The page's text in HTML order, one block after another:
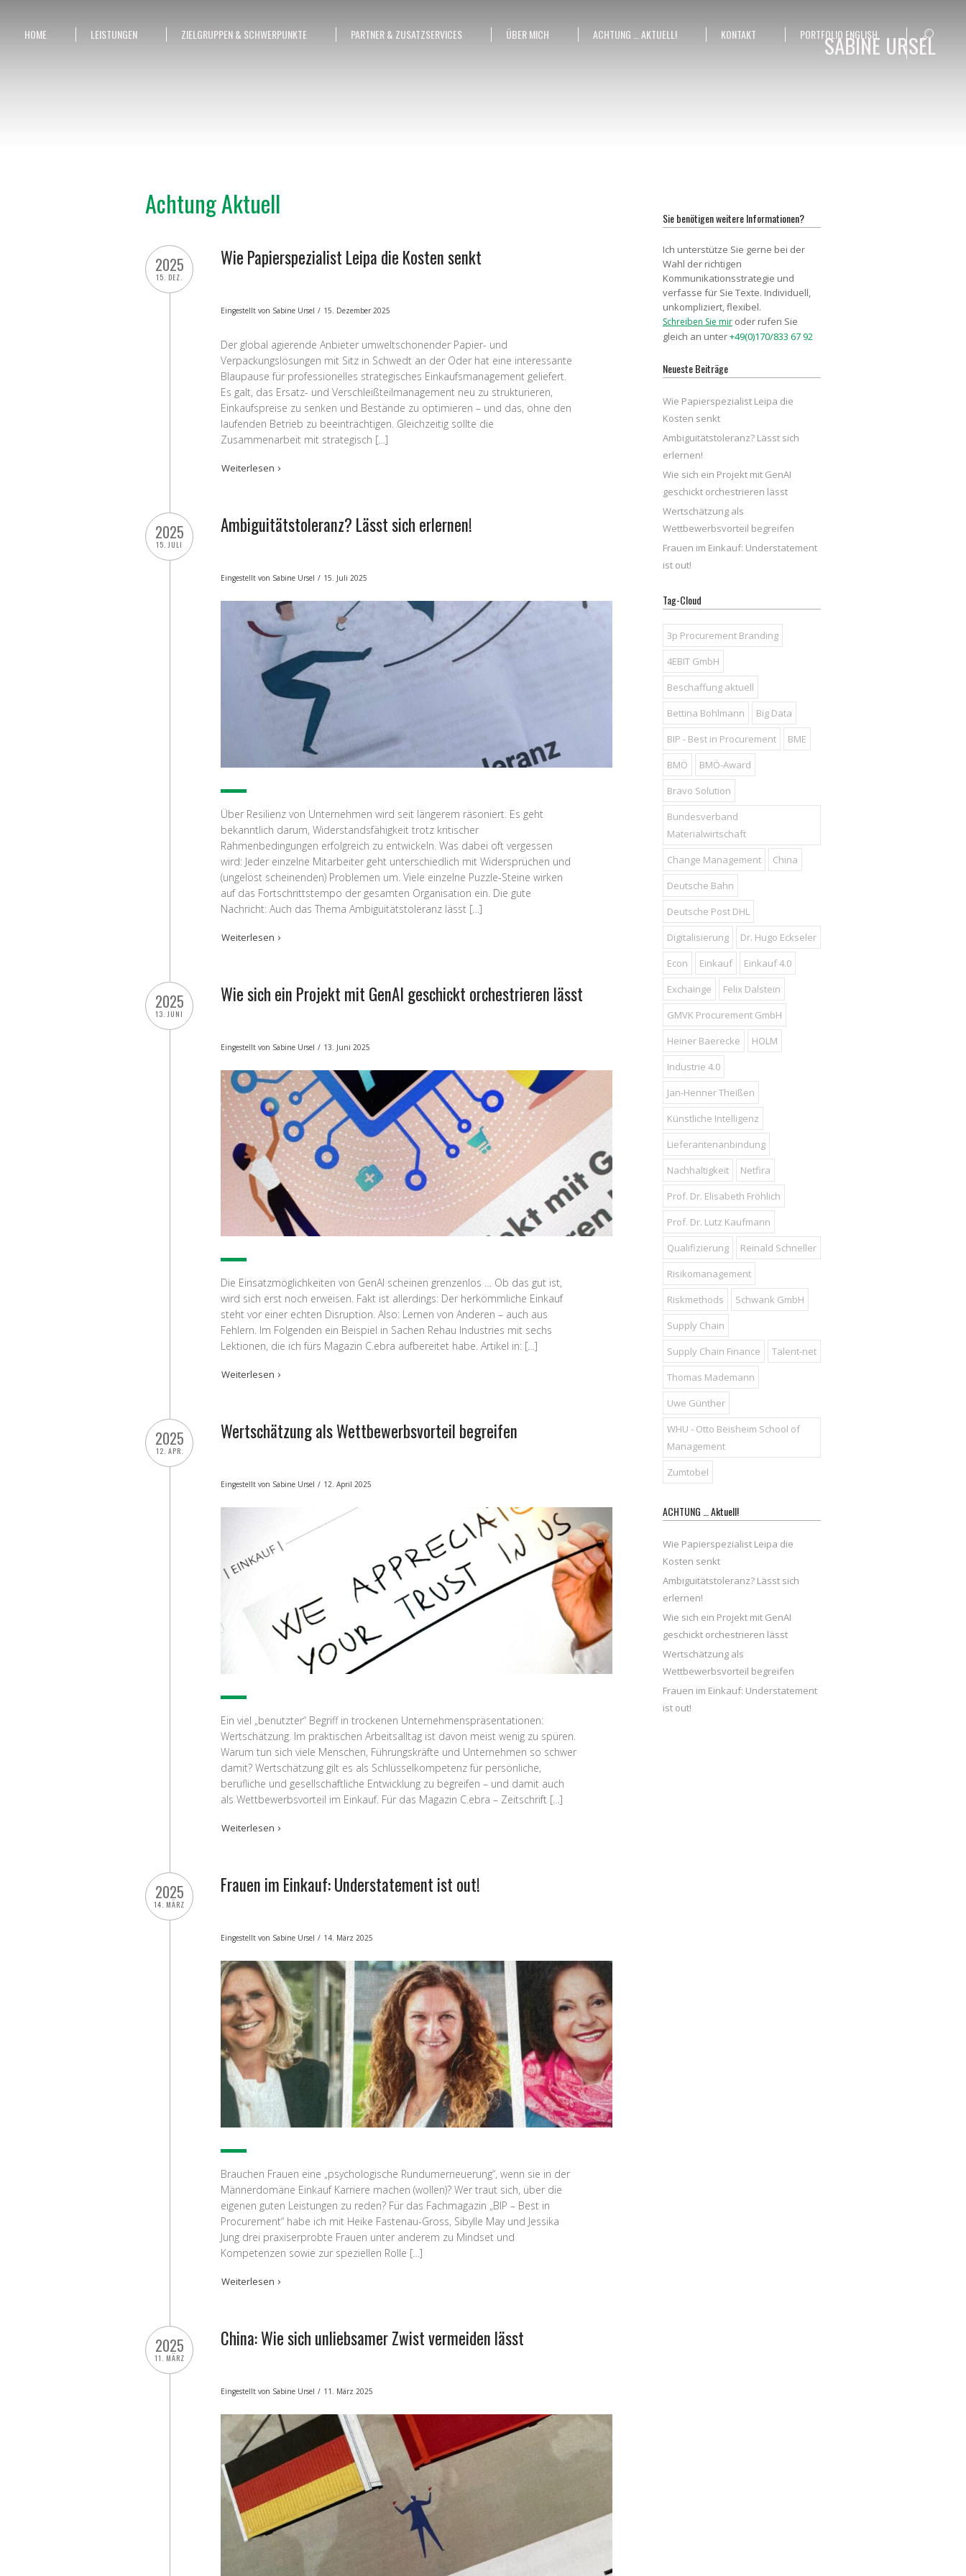
SABINE URSEL
HOME LEISTUNGEN ZIELGRUPPEN & SCHWERPUNKTE PARTNER & ZUSATZSERVICES ÜBER MICH ACHTUNG … AKTUELL! KONTAKT PORTFOLIO ENGLISH
Achtung Aktuell
2025
15. DEZ.
Wie Papierspezialist Leipa die Kosten senkt
Eingestellt von Sabine Ursel / 15. Dezember 2025
Der global agierende Anbieter umweltschonender Papier- und
Verpackungslösungen mit Sitz in Schwedt an der Oder hat eine interessante
Blaupause für professionelles strategisches Einkaufsmanagement geliefert.
Es galt, das Ersatz- und Verschleißteilmanagement neu zu strukturieren,
Einkaufspreise zu senken und Bestände zu optimieren – und das, ohne den
laufenden Betrieb zu beeinträchtigen. Gleichzeitig sollte die
Zusammenarbeit mit strategisch […]
Weiterlesen
2025
15. JULI
Ambiguitätstoleranz? Lässt sich erlernen!
Eingestellt von Sabine Ursel / 15. Juli 2025
Über Resilienz von Unternehmen wird seit längerem räsoniert. Es geht
bekanntlich darum, Widerstandsfähigkeit trotz kritischer
Rahmenbedingungen erfolgreich zu entwickeln. Was dabei oft vergessen
wird: Jeder einzelne Mitarbeiter geht unterschiedlich mit Widersprüchen und
(ungelöst scheinenden) Problemen um. Viele einzelne Puzzle-Steine wirken
auf das Fortschrittstempo der gesamten Organisation ein. Die gute
Nachricht: Auch das Thema Ambiguitätstoleranz lässt […]
Weiterlesen
2025
13. JUNI
Wie sich ein Projekt mit GenAI geschickt orchestrieren lässt
Eingestellt von Sabine Ursel / 13. Juni 2025
Die Einsatzmöglichkeiten von GenAI scheinen grenzenlos … Ob das gut ist,
wird sich erst noch erweisen. Fakt ist allerdings: Der herkömmliche Einkauf
steht vor einer echten Disruption. Also: Lernen von Anderen – auch aus
Fehlern. Im Folgenden ein Beispiel in Sachen Rehau Industries mit sechs
Lektionen, die ich fürs Magazin C.ebra aufbereitet habe. Artikel in: […]
Weiterlesen
2025
12. APR.
Wertschätzung als Wettbewerbsvorteil begreifen
Eingestellt von Sabine Ursel / 12. April 2025
Ein viel „benutzter“ Begriff in trockenen Unternehmenspräsentationen:
Wertschätzung. Im praktischen Arbeitsalltag ist davon meist wenig zu spüren.
Warum tun sich viele Menschen, Führungskräfte und Unternehmen so schwer
damit? Wertschätzung gilt es als Schlüsselkompetenz für persönliche,
berufliche und gesellschaftliche Entwicklung zu begreifen – und damit auch
als Wettbewerbsvorteil im Einkauf. Für das Magazin C.ebra – Zeitschrift […]
Weiterlesen
2025
14. MÄRZ
Frauen im Einkauf: Understatement ist out!
Eingestellt von Sabine Ursel / 14. März 2025
Brauchen Frauen eine „psychologische Rundumerneuerung“, wenn sie in der
Männerdomäne Einkauf Karriere machen (wollen)? Wer traut sich, über die
eigenen guten Leistungen zu reden? Für das Fachmagazin „BIP – Best in
Procurement“ habe ich mit Heike Fastenau-Gross, Sibylle May und Jessika
Jung drei praxiserprobte Frauen unter anderem zu Mindset und
Kompetenzen sowie zur speziellen Rolle […]
Weiterlesen
2025
11. MÄRZ
China: Wie sich unliebsamer Zwist vermeiden lässt
Eingestellt von Sabine Ursel / 11. März 2025
Sie benötigen weitere Informationen?
Ich unterstütze Sie gerne bei der
Wahl der richtigen
Kommunikationsstrategie und
verfasse für Sie Texte. Individuell,
unkompliziert, flexibel.
Schreiben Sie mir oder rufen Sie
gleich an unter+49(0)170/833 67 92
Neueste Beiträge
Wie Papierspezialist Leipa die
Kosten senkt
Ambiguitätstoleranz? Lässt sich
erlernen!
Wie sich ein Projekt mit GenAI
geschickt orchestrieren lässt
Wertschätzung als
Wettbewerbsvorteil begreifen
Frauen im Einkauf: Understatement
ist out!
Tag-Cloud
3p Procurement Branding
4EBIT GmbH
Beschaffung aktuell
Bettina Bohlmann
Big Data
BIP - Best in Procurement
BME
BMÖ
BMÖ-Award
Bravo Solution
Bundesverband
Materialwirtschaft
Change Management
China
Deutsche Bahn
Deutsche Post DHL
Digitalisierung
Dr. Hugo Eckseler
Econ
Einkauf
Einkauf 4.0
Exchainge
Felix Dalstein
GMVK Procurement GmbH
Heiner Baerecke
HOLM
Industrie 4.0
Jan-Henner Theißen
Künstliche Intelligenz
Lieferantenanbindung
Nachhaltigkeit
Netfira
Prof. Dr. Elisabeth Fröhlich
Prof. Dr. Lutz Kaufmann
Qualifizierung
Reinald Schneller
Risikomanagement
Riskmethods
Schwank GmbH
Supply Chain
Supply Chain Finance
Talent-net
Thomas Mademann
Uwe Günther
WHU - Otto Beisheim School of
Management
Zumtobel
ACHTUNG … Aktuell!
Wie Papierspezialist Leipa die
Kosten senkt
Ambiguitätstoleranz? Lässt sich
erlernen!
Wie sich ein Projekt mit GenAI
geschickt orchestrieren lässt
Wertschätzung als
Wettbewerbsvorteil begreifen
Frauen im Einkauf: Understatement
ist out!